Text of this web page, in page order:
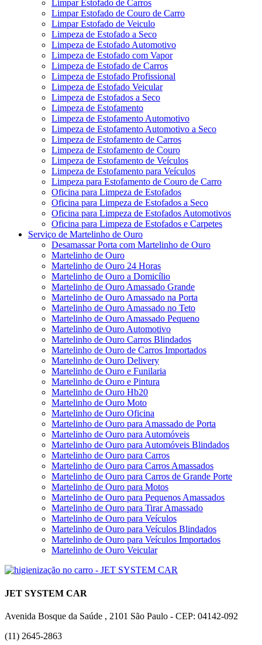
Limpar Estofado de Carros
Limpar Estofado de Couro de Carro
Limpar Estofado de Veiculo
Limpeza de Estofado a Seco
Limpeza de Estofado Automotivo
Limpeza de Estofado com Vapor
Limpeza de Estofado de Carros
Limpeza de Estofado Profissional
Limpeza de Estofado Veicular
Limpeza de Estofados a Seco
Limpeza de Estofamento
Limpeza de Estofamento Automotivo
Limpeza de Estofamento Automotivo a Seco
Limpeza de Estofamento de Carros
Limpeza de Estofamento de Couro
Limpeza de Estofamento de Veículos
Limpeza de Estofamento para Veículos
Limpeza para Estofamento de Couro de Carro
Oficina para Limpeza de Estofados
Oficina para Limpeza de Estofados a Seco
Oficina para Limpeza de Estofados Automotivos
Oficina para Limpeza de Estofados e Carpetes
Serviço de Martelinho de Ouro
Desamassar Porta com Martelinho de Ouro
Martelinho de Ouro
Martelinho de Ouro 24 Horas
Martelinho de Ouro a Domicílio
Martelinho de Ouro Amassado Grande
Martelinho de Ouro Amassado na Porta
Martelinho de Ouro Amassado no Teto
Martelinho de Ouro Amassado Pequeno
Martelinho de Ouro Automotivo
Martelinho de Ouro Carros Blindados
Martelinho de Ouro de Carros Importados
Martelinho de Ouro Delivery
Martelinho de Ouro e Funilaria
Martelinho de Ouro e Pintura
Martelinho de Ouro Hb20
Martelinho de Ouro Moto
Martelinho de Ouro Oficina
Martelinho de Ouro para Amassado de Porta
Martelinho de Ouro para Automóveis
Martelinho de Ouro para Automóveis Blindados
Martelinho de Ouro para Carros
Martelinho de Ouro para Carros Amassados
Martelinho de Ouro para Carros de Grande Porte
Martelinho de Ouro para Motos
Martelinho de Ouro para Pequenos Amassados
Martelinho de Ouro para Tirar Amassado
Martelinho de Ouro para Veículos
Martelinho de Ouro para Veículos Blindados
Martelinho de Ouro para Veículos Importados
Martelinho de Ouro Veicular
JET SYSTEM CAR
Avenida Bosque da Saúde , 2101 São Paulo - CEP: 04142-092
(11) 2645-2863